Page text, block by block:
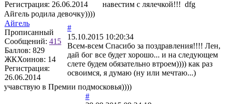
Регистрация: 26.06.2014
навестим с лялечкой!!! dfg
Айгель родила девочку))))
Айгель
Прописанный
Сообщений: 415
Баллов: 829
ЖКХоинов: 14
Регистрация:
26.06.2014
#
15.10.2015 10:20:34
Всем-всем Спасибо за поздравления!!!! Лен,
дай бог все будет хорошо... и на следующем
слете будем обязательно втроем)))) как раз
освоимся, я думаю (ну или мечтаю...)
учавствую в Премии подмосковья))))
#